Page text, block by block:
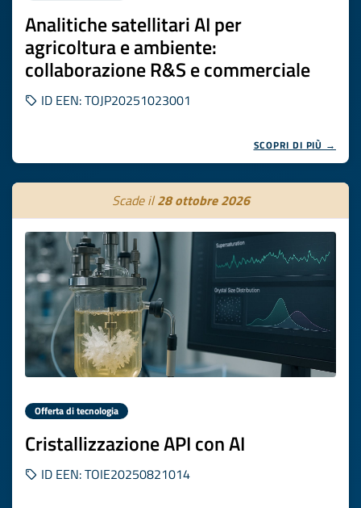
Analitiche satellitari AI per
agricoltura e ambiente:
collaborazione R&S e commerciale
ID EEN: TOJP20251023001
SCOPRI DI PIÙ →
Scade il28 ottobre 2026
Offerta di tecnologia
Cristallizzazione API con AI
ID EEN: TOIE20250821014